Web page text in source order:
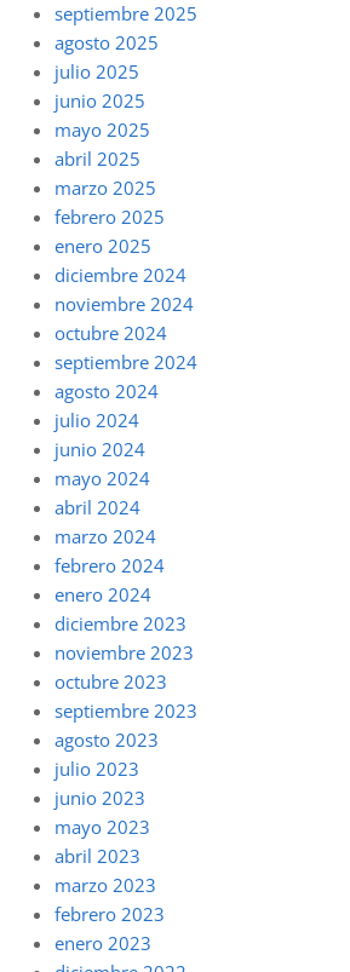
septiembre 2025
agosto 2025
julio 2025
junio 2025
mayo 2025
abril 2025
marzo 2025
febrero 2025
enero 2025
diciembre 2024
noviembre 2024
octubre 2024
septiembre 2024
agosto 2024
julio 2024
junio 2024
mayo 2024
abril 2024
marzo 2024
febrero 2024
enero 2024
diciembre 2023
noviembre 2023
octubre 2023
septiembre 2023
agosto 2023
julio 2023
junio 2023
mayo 2023
abril 2023
marzo 2023
febrero 2023
enero 2023